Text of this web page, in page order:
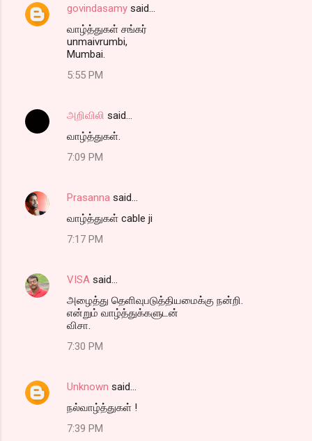
govindasamy said…
வாழ்த்துகள் சங்கர்
unmaivrumbi,
Mumbai.
5:55 PM
அறிவிலி said…
வாழ்த்துகள்.
7:09 PM
Prasanna said…
வாழ்த்துகள் cable ji
7:17 PM
VISA said…
அழைத்து தெளிவுபடுத்தியமைக்கு நன்றி.
என்றும் வாழ்த்துக்களுடன்
விசா.
7:30 PM
Unknown said…
நல்வாழ்த்துகள் !
7:39 PM